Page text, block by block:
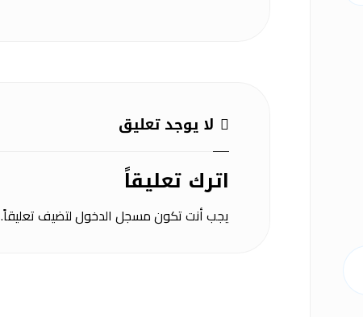
لا يوجد تعليق
اترك تعليقاً
يجب أنت تكونمسجل الدخوللتضيف تعليقاً.